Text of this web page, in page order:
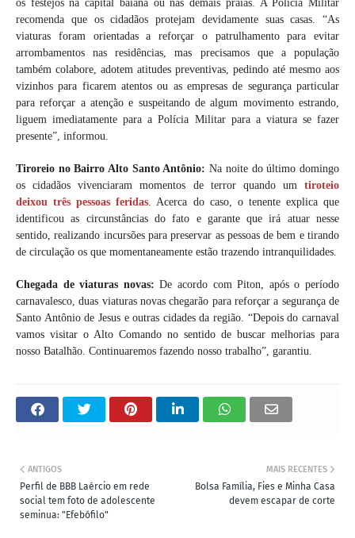
os festejos na capital baiana ou nas demais praias. A Polícia Militar
recomenda que os cidadãos protejam devidamente suas casas. “As
viaturas foram orientadas a reforçar o patrulhamento para evitar
arrombamentos nas residências, mas precisamos que a população
também colabore, adotem atitudes preventivas, pedindo até mesmo aos
vizinhos para ficarem atentos ou as empresas de segurança particular
para reforçar a atenção e suspeitando de algum movimento estrando,
liguem imediatamente para a Polícia Militar para a viatura se fazer
presente”, informou.
Tiroreio no Bairro Alto Santo Antônio: Na noite do último domingo
os cidadãos vivenciaram momentos de terror quando um tiroteio
deixou três pessoas feridas . Acerca do caso, o tenente explica que
identificou as circunstâncias do fato e garante que irá atuar nesse
sentido, realizando incursões para preservar as pessoas de bem e tirando
de circulação os que momentaneamente estão trazendo intranquilidades.
Chegada de viaturas novas: De acordo com Piton, após o período
carnavalesco, duas viaturas novas chegarão para reforçar a segurança de
Santo Antônio de Jesus e outras cidades da região. “Depois do carnaval
vamos visitar o Alto Comando no sentido de buscar melhorias para
nosso Batalhão. Continuaremos fazendo nosso trabalho”, garantiu.
MAIS RECENTES
Bolsa Família, Fies e Minha Casa
devem escapar de corte
ANTIGOS
Perfil de BBB Laércio em rede
social tem foto de adolescente
seminua: "Efebófilo"